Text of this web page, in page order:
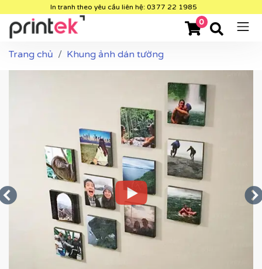
In tranh theo yêu cầu liên hệ: 0377 22 1985
0
Trang chủ Khung ảnh dán tường